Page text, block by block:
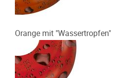
Orange mit "Wassertropfen"